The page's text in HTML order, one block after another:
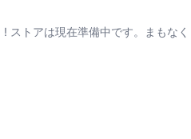
ストアは現在準備中です。まもなく